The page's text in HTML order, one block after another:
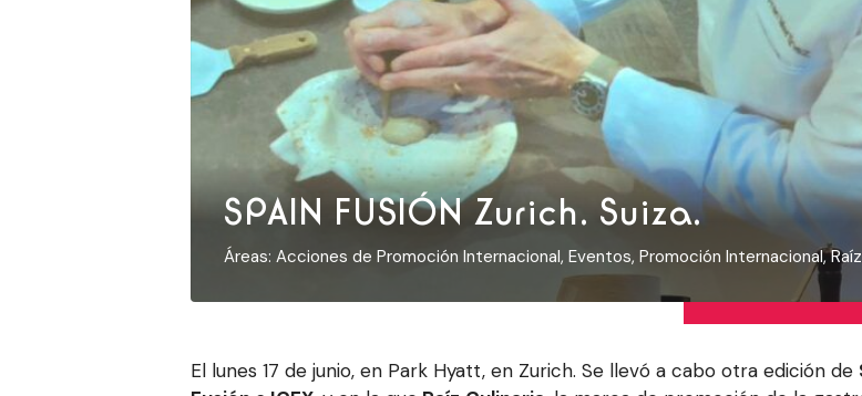
SPAIN FUSIÓN Zurich. Suiza.
Áreas: Acciones de Promoción Internacional, Eventos, Promoción Internacional,
El lunes 17 de junio, en Park Hyatt, en Zurich. Se llevó a cabo otra edición de